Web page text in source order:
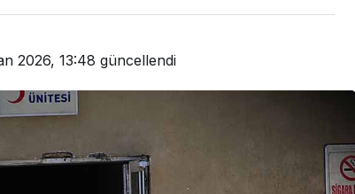
2026, 13:48 güncellendi
Zonguldak’ta Halk
Oyunları Ekibi